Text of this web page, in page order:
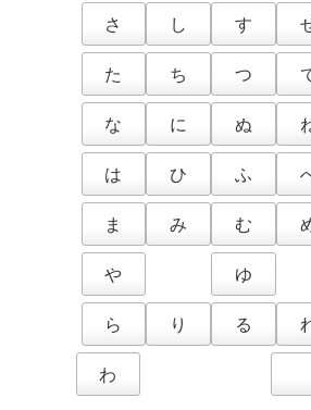
さ
し す
た
ち つ
な
に ぬ
は
ひ ふ
ま
み む
や
ゆ
ら
り る
わ